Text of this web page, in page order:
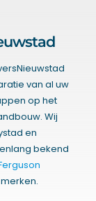
van al uw
op het
Wij
en
bekend